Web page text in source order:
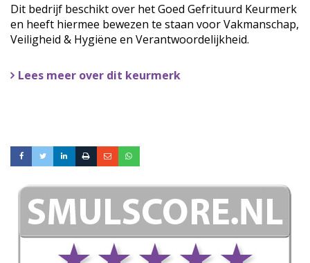
Dit bedrijf beschikt over het Goed Gefrituurd Keurmerk
en heeft hiermee bewezen te staan voor Vakmanschap,
Veiligheid & Hygiëne en Verantwoordelijkheid.
Lees meer over dit keurmerk